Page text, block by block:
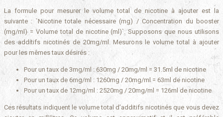
La formule pour mesurer le volume total de nicotine à ajouter est la
suivante : `Nicotine totale nécessaire (mg) / Concentration du booster
(mg/ml) = Volume total de nicotine (ml)`. Supposons que nous utilisons
des additifs nicotinés de 20mg/ml. Mesurons le volume total à ajouter
pour les mêmes taux désirés :
Pour un taux de 3mg/ml : 630mg / 20mg/ml = 31.5ml de nicotine
Pour un taux de 6mg/ml : 1260mg / 20mg/ml = 63ml de nicotine
Pour un taux de 12mg/ml : 2520mg / 20mg/ml = 126ml de nicotine
Ces résultats indiquent le volume total d’additifs nicotinés que vous devez